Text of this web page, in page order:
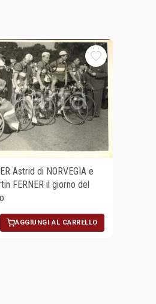
Astrid di NORVEGIA e
FERNER il giorno del
AGGIUNGI AL CARRELLO